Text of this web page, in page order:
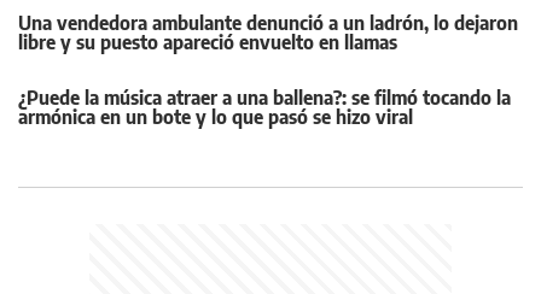
Una vendedora ambulante denunció a un ladrón, lo dejaron
libre y su puesto apareció envuelto en llamas
¿Puede la música atraer a una ballena?: se filmó tocando la
armónica en un bote y lo que pasó se hizo viral